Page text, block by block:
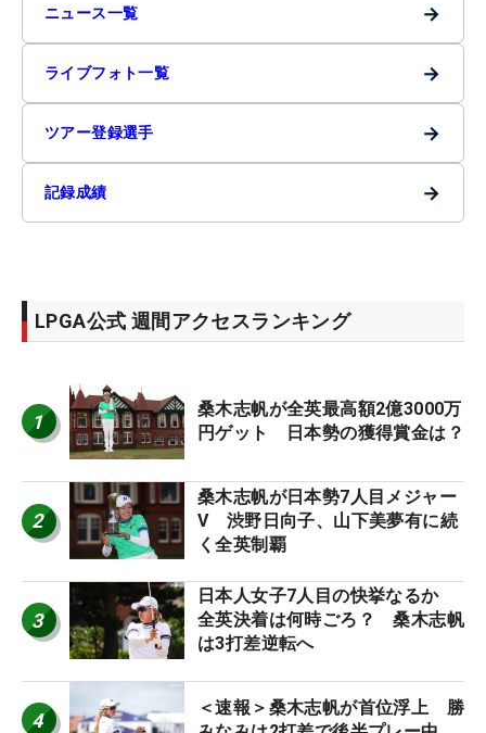
ニュース一覧 →
ライブフォト一覧 →
ツアー登録選手 →
記録成績 →
LPGA公式 週間アクセスランキング
1
桑木志帆が全英最高額2億3000万
円ゲット 日本勢の獲得賞金は？
2
桑木志帆が日本勢7人目メジャー
V 渋野日向子、山下美夢有に続
く全英制覇
3
日本人女子7人目の快挙なるか
全英決着は何時ごろ？ 桑木志帆
は3打差逆転へ
4
＜速報＞桑木志帆が首位浮上 勝